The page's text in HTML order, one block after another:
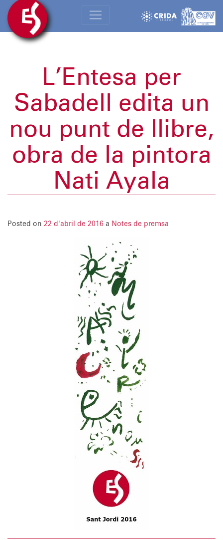
L’Entesa per
Sabadell edita un
nou punt de llibre,
obra de la pintora
Nati Ayala
Posted on 22 d'abril de 2016 a Notes de premsa